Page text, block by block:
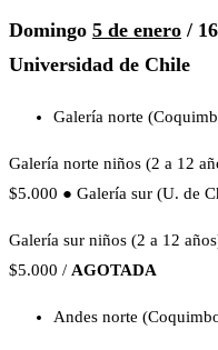
Domingo 5 de enero /
Universidad de Chile
Galería norte
Galería norte niños (2 a 12
$5.000 ● Galería sur (U. de
Galería sur niños (2 a 12
$5.000 / AGOTADA
Andes norte